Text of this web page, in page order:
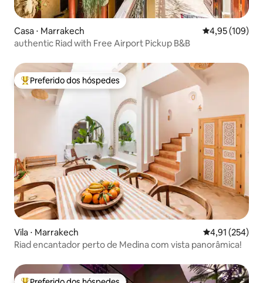
Casa ⋅ Marrakech 4,95 de uma
4,95 (109)
authentic Riad with Free Airport Pickup B&B
Entre os melhores preferidos dos hóspedes
Preferido dos hóspedes
Vila ⋅ Marrakech 4,91 de uma
4,91 (254)
Riad encantador perto de Medina com vista panorâmica!